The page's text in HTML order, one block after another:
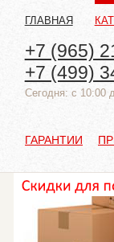
ГЛАВНАЯ
+7 (965)
+7 (499)
Cегодня: с 10:00
ГАРАНТИИ